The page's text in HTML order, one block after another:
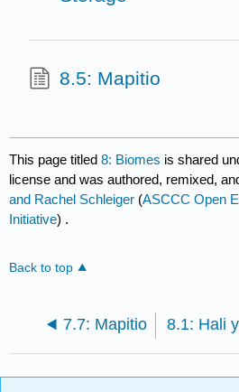
8.5: Mapitio
This page titled8: Biomes is shared
license and was authored, remixed,
and Rachel Schleiger (ASCCC Open
Initiative) .
Back to top
7.7: Mapitio